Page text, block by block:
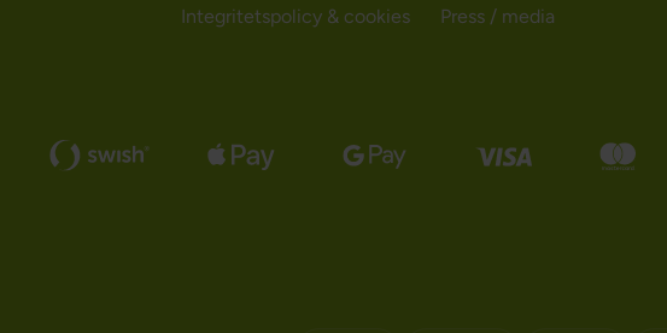
Integritetspolicy & cookies
Press / media